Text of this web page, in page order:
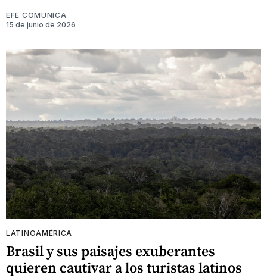
EFE COMUNICA
15 de junio de 2026
LATINOAMÉRICA
Brasil y sus paisajes exuberantes
quieren cautivar a los turistas latinos